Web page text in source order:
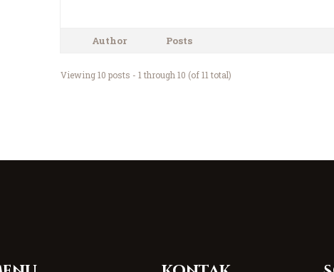
Author Posts
Viewing 10 posts - 1 through 10 (of 11 total)